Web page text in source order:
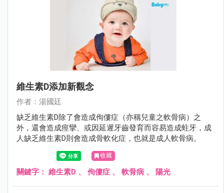
維生素D添加新觀念
作者：湯國廷
缺乏維生素D除了會造成佝僂症（亦稱兒童之軟骨病）之
外，還會造成痙攣、或因延遲牙齒發育而容易造成蛀牙，成
人缺乏維生素D則會造成骨軟化症，也就是成人軟骨病。
收藏
關鍵字： 維生素D 、 佝僂症 、 軟骨病 、 陽光